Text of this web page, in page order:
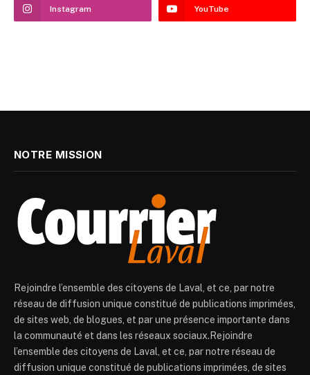
Instagram YouTube
NOTRE MISSION
Rejoindre l’ensemble des citoyens de Laval, et ce, par notre
réseau de diffusion unique constitué de publications imprimées,
de sites web, de blogues, et par une présence importante dans
la communauté et dans les réseaux sociaux.Rejoindre
l’ensemble des citoyens de Laval, et ce, par notre réseau de
diffusion unique constitué de publications imprimées, de sites